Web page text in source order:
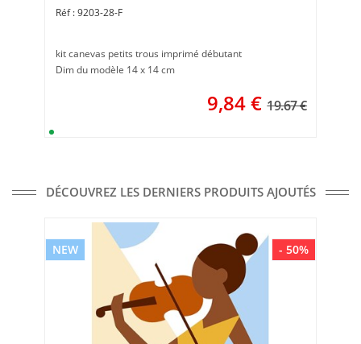
9203-28-F
kit canevas petits trous imprimé débutant
Dim du modèle 14 x 14 cm
9,84€ 19.67 €
DÉCOUVREZ LES DERNIERS PRODUITS AJOUTÉS
- 50%
NEW